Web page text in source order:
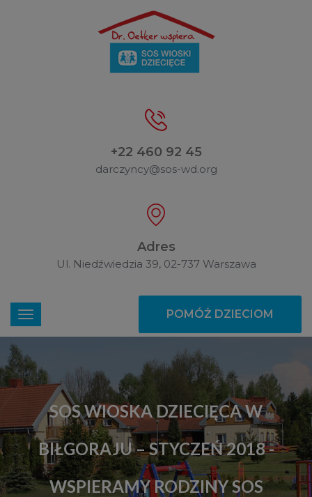
+22 460 92 45
darczyncy@sos-wd.org
Adres
Ul. Niedźwiedzia 39, 02-737 Warszawa
POMÓŻ DZIECIOM
SOS WIOSKA DZIECIĘCA W
BIŁGORAJU – STYCZEŃ 2018 -
WSPIERAMY RODZINY SOS